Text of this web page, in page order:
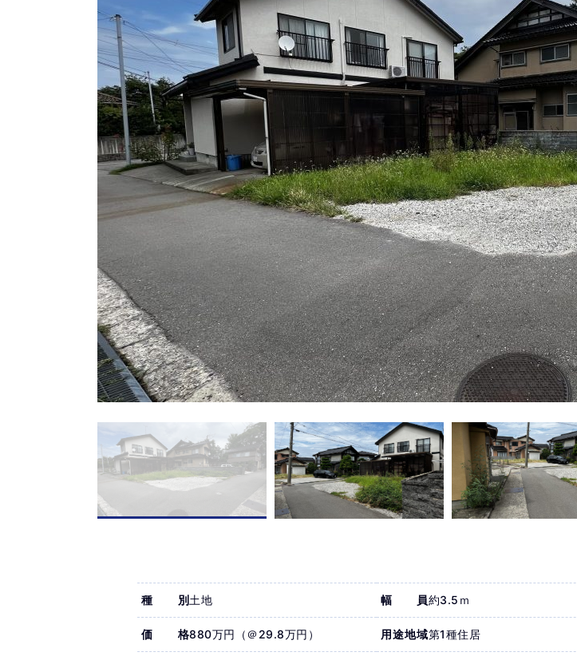
種別土地
価格880万円（＠29.8万円）
幅員約3.5ｍ
用途地域第1種住居